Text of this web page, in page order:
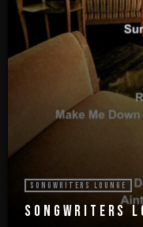
SONGWRITERS LOUNGE
SONGWRITERS